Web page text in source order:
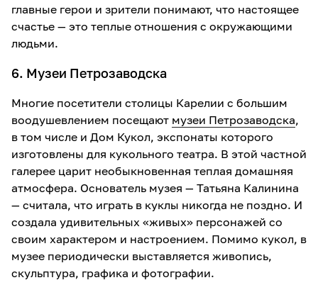
главные герои и зрители понимают, что настоящее
счастье — это теплые отношения с окружающими
людьми.
6. Музеи Петрозаводска
Многие посетители столицы Карелии с большим
воодушевлением посещают музеи Петрозаводска,
в том числе и Дом Кукол, экспонаты которого
изготовлены для кукольного театра. В этой частной
галерее царит необыкновенная теплая домашняя
атмосфера. Основатель музея — Татьяна Калинина
— считала, что играть в куклы никогда не поздно. И
создала удивительных «живых» персонажей со
своим характером и настроением. Помимо кукол, в
музее периодически выставляется живопись,
скульптура, графика и фотографии.